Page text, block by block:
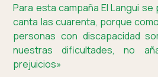
Para esta campaña El Langui
canta las cuarenta, porque
personas con discapacidad
nuestras dificultades, no
prejuicios»